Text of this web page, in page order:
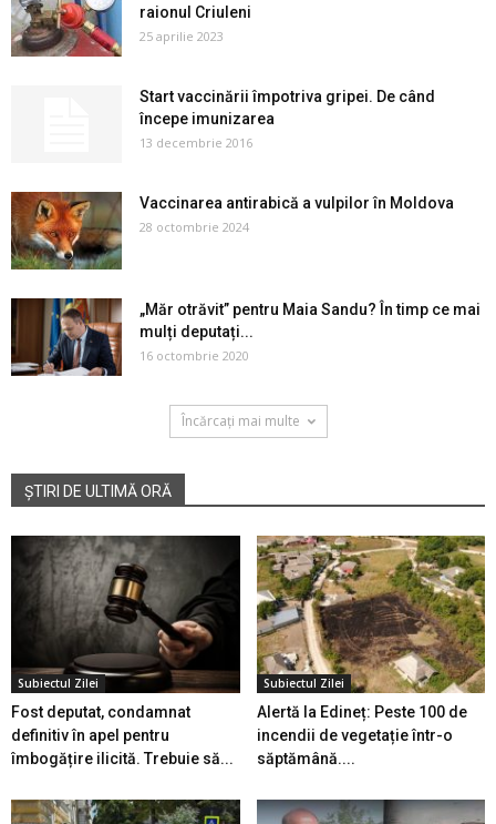
raionul Criuleni
25 aprilie 2023
Start vaccinării împotriva gripei. De când
începe imunizarea
13 decembrie 2016
Vaccinarea antirabică a vulpilor în Moldova
28 octombrie 2024
„Măr otrăvit” pentru Maia Sandu? În timp ce mai
mulți deputați...
16 octombrie 2020
Încărcați mai multe
ȘTIRI DE ULTIMĂ ORĂ
Subiectul Zilei
Fost deputat, condamnat
definitiv în apel pentru
îmbogățire ilicită. Trebuie să...
Subiectul Zilei
Alertă la Edineț: Peste 100 de
incendii de vegetație într-o
săptămână....